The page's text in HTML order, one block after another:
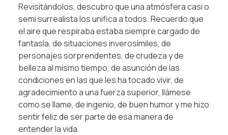
Revisitándolos, descubro que una atmósfera casi o
semi surrealista los unifica a todos. Recuerdo que
el aire que respiraba estaba siempre cargado de
fantasía, de situaciones inverosímiles, de
personajes sorprendentes, de crudeza y de
belleza al mismo tiempo, de asunción de las
condiciones en las que les ha tocado vivir, de
agradecimiento a una fuerza superior, llámese
como se llame, de ingenio, de buen humor y me hizo
sentir feliz de ser parte de esa manera de
entender la vida.